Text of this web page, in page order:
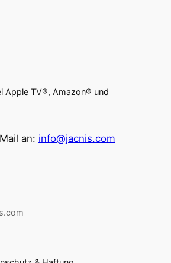
Apple TV®, Amazon® und
an: info@jacnis.com